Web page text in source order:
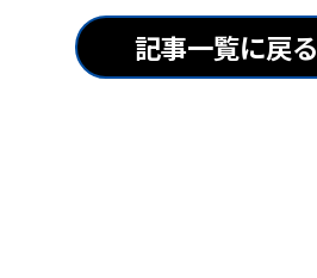
記事一覧に戻る